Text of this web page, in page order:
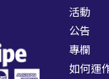
活動
公告
專欄
如何運